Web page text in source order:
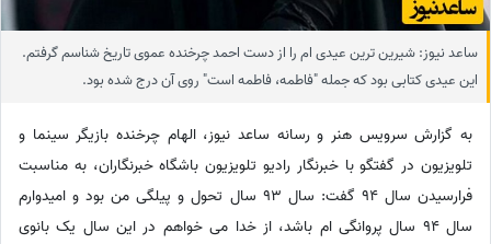
ساعد نیوز: شیرین ترین عیدی ام را از دست احمد چرخنده عموی تاریخ شناسم گرفتم.
این عیدی کتابی بود که جمله "فاطمه، فاطمه است" روی آن درج شده بود.
به گزارش سرویس هنر و رسانه ساعد نیوز، الهام چرخنده بازیگر سینما و
تلویزیون در گفتگو با خبرنگار رادیو تلویزیون باشگاه خبرنگاران، به مناسبت
فرارسیدن سال 94 گفت: سال 93 سال تحول و پیلگی من بود و امیدوارم
سال 94 سال پروانگی ام باشد، از خدا می خواهم در این سال یک بانوی